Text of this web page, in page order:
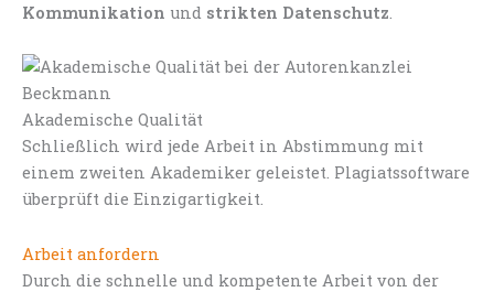
Kommunikation und strikten Datenschutz
Akademische Qualität
Schließlich wird jede Arbeit in Abstimmung mit
einem zweiten Akademiker geleistet. Plagiatssoftware
überprüft die Einzigartigkeit.
Arbeit anfordern
Durch die schnelle und kompetente Arbeit von der